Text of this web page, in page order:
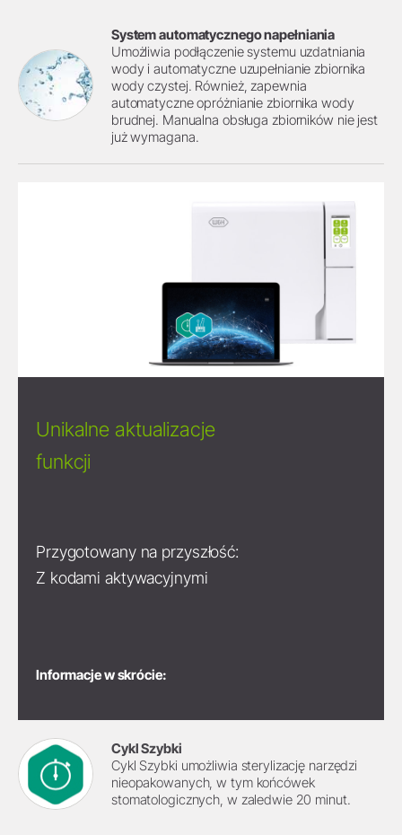
System automatycznego napełniania
Umożliwia podłączenie systemu uzdatniania
wody i automatyczne uzupełnianie zbiornika
wody czystej. Również, zapewnia
automatyczne opróżnianie zbiornika wody
brudnej. Manualna obsługa zbiorników nie jest
już wymagana.
Unikalne aktualizacje
funkcji
Przygotowany na przyszłość:
Z kodami aktywacyjnymi
Informacje w skrócie:
Cykl Szybki
Cykl Szybki umożliwia sterylizację narzędzi
nieopakowanych, w tym końcówek
stomatologicznych, w zaledwie 20 minut.